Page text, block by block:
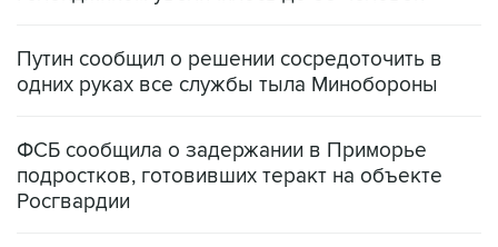
Путин сообщил о решении сосредоточить в
одних руках все службы тыла Минобороны
ФСБ сообщила о задержании в Приморье
подростков, готовивших теракт на объекте
Росгвардии